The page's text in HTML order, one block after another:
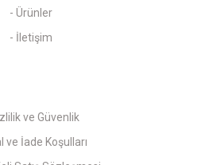
- Ürünler
- İletişim
ve Güvenlik
ve İade Koşulları